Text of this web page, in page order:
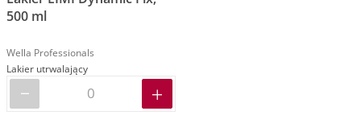
500 ml
Wella Professionals
Lakier utrwalający